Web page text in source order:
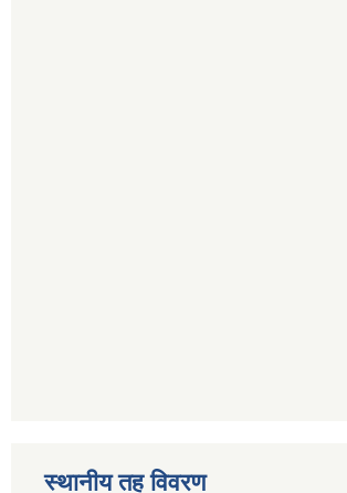
स्थानीय तह विवरण